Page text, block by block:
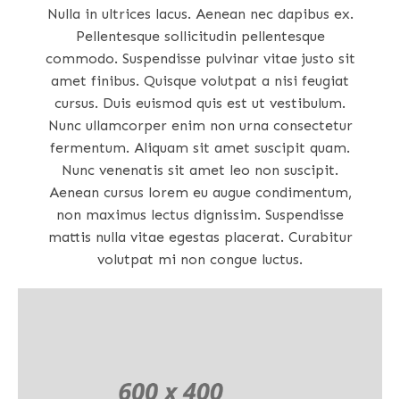
Nulla in ultrices lacus. Aenean nec dapibus ex.
Pellentesque sollicitudin pellentesque
commodo. Suspendisse pulvinar vitae justo sit
amet finibus. Quisque volutpat a nisi feugiat
cursus. Duis euismod quis est ut vestibulum.
Nunc ullamcorper enim non urna consectetur
fermentum. Aliquam sit amet suscipit quam.
Nunc venenatis sit amet leo non suscipit.
Aenean cursus lorem eu augue condimentum,
non maximus lectus dignissim. Suspendisse
mattis nulla vitae egestas placerat. Curabitur
volutpat mi non congue luctus.